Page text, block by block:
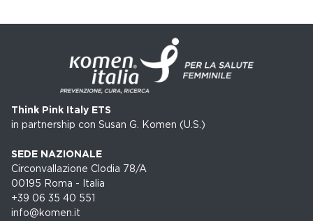
Think Pink Italy ETS
in partnership con Susan G. Komen (U.S.)
SEDE NAZIONALE
Circonvallazione Clodia 78/A
00195 Roma - Italia
+39 06 35 40 551
info@komen.it